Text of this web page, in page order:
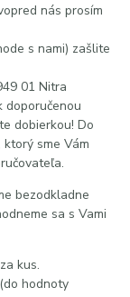
nás prosím
s nami) zašlite
01 Nitra
doporučenou
dobierkou! Do
sme Vám
bezodkladne
sa s Vami
kus.
hodnoty